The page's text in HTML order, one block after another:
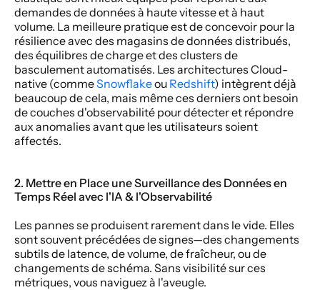
demandes de données à haute vitesse et à haut
volume. La meilleure pratique est de concevoir pour la
résilience avec des magasins de données distribués,
des équilibres de charge et des clusters de
basculement automatisés. Les architectures Cloud-
native (comme Snowflake ou Redshift) intègrent déjà
beaucoup de cela, mais même ces derniers ont besoin
de couches d'observabilité pour détecter et répondre
aux anomalies avant que les utilisateurs soient
affectés.
2. Mettre en Place une Surveillance des Données en
Temps Réel avec l'IA & l'Observabilité
Les pannes se produisent rarement dans le vide. Elles
sont souvent précédées de signes—des changements
subtils de latence, de volume, de fraîcheur, ou de
changements de schéma. Sans visibilité sur ces
métriques, vous naviguez à l'aveugle.